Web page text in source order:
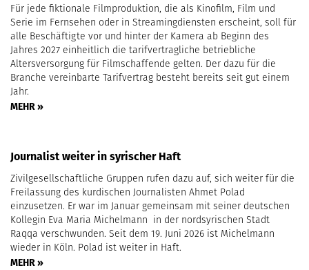
Für jede fiktionale Filmproduktion, die als Kinofilm, Film und
Serie im Fernsehen oder in Streamingdiensten erscheint, soll für
alle Beschäftigte vor und hinter der Kamera ab Beginn des
Jahres 2027 einheitlich die tarifvertragliche betriebliche
Altersversorgung für Filmschaffende gelten. Der dazu für die
Branche vereinbarte Tarifvertrag besteht bereits seit gut einem
Jahr.
MEHR »
Journalist weiter in syrischer Haft
Zivilgesellschaftliche Gruppen rufen dazu auf, sich weiter für die
Freilassung des kurdischen Journalisten Ahmet Polad
einzusetzen. Er war im Januar gemeinsam mit seiner deutschen
Kollegin Eva Maria Michelmann in der nordsyrischen Stadt
Raqqa verschwunden. Seit dem 19. Juni 2026 ist Michelmann
wieder in Köln. Polad ist weiter in Haft.
MEHR »